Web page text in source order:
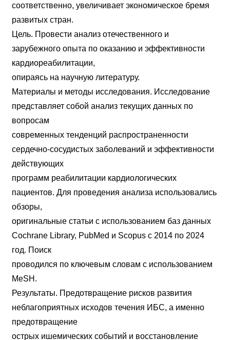
соответственно, увеличивает экономическое бремя
развитых стран.
Цель. Провести анализ отечественного и
зарубежного опыта по оказанию и эффективности
кардиореабилитации,
опираясь на научную литературу.
Материалы и методы исследования. Исследование
представляет собой анализ текущих данных по
вопросам
современных тенденций распространенности
сердечно-сосудистых заболеваний и эффективности
действующих
программ реабилитации кардиологических
пациентов. Для проведения анализа использовались
обзоры,
оригинальные статьи с использованием баз данных
Cochrane Library, PubMed и Scopus с 2014 по 2024
год. Поиск
проводился по ключевым словам с использованием
MeSH.
Результаты. Предотвращение рисков развития
неблагоприятных исходов течения ИБС, а именно
предотвращение
острых ишемических событий и восстановление